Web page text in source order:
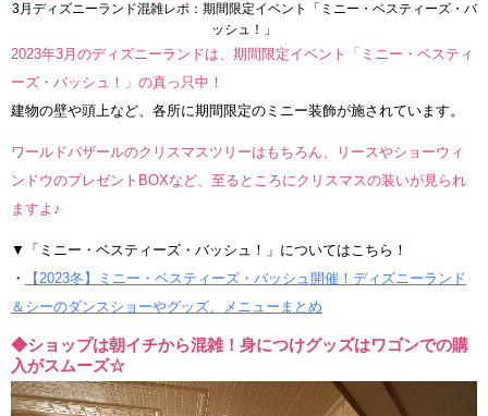
3月ディズニーランド混雑レポ：期間限定イベント「ミニー・ベスティーズ・バ
ッシュ！」
2023年3月のディズニーランドは、期間限定イベント「ミニー・ベスティ
ーズ・バッシュ！」の真っ只中！
建物の壁や頭上など、各所に期間限定のミニー装飾が施されています。
ワールドバザールのクリスマスツリーはもちろん、リースやショーウィ
ンドウのプレゼントBOXなど、至るところにクリスマスの装いが見られ
ますよ♪
▼「ミニー・ベスティーズ・バッシュ！」についてはこちら！
・
【2023冬】ミニー・ベスティーズ・バッシュ開催！ディズニーランド
＆シーのダンスショーやグッズ、メニューまとめ
◆ショップは朝イチから混雑！身につけグッズはワゴンでの購
入がスムーズ☆